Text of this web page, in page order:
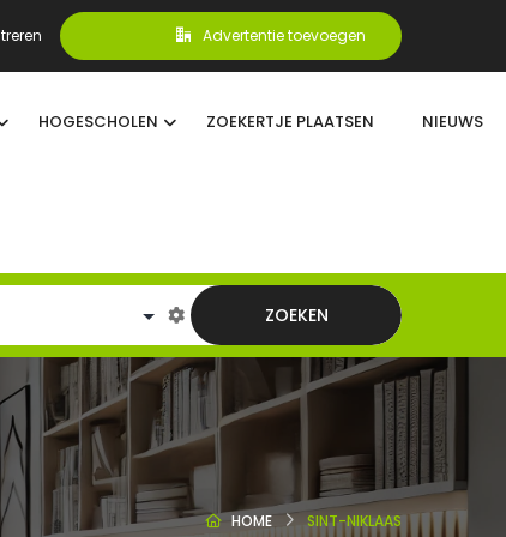
Advertentie toevoegen
HOGESCHOLEN ZOEKERTJE PLAATSEN NIEUWS
ZOEKEN
HOME SINT-NIKLAAS